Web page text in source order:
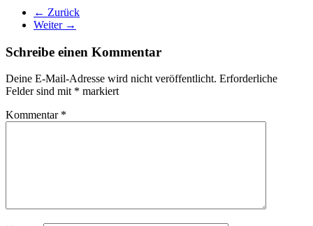
← Zurück
Weiter →
Schreibe einen Kommentar
Deine E-Mail-Adresse wird nicht veröffentlicht. Erforderliche
Felder sind mit * markiert
Kommentar *